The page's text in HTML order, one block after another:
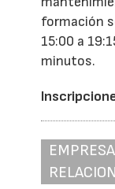
formación
15:00 a
minutos.